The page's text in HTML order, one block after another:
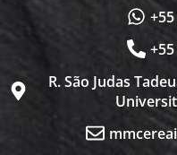
R. São Judas